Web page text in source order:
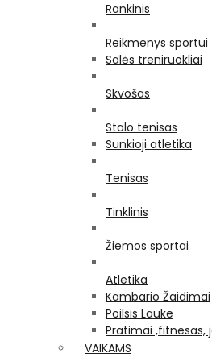
Rankinis
Reikmenys sportui
Salės treniruokliai
Skvošas
Stalo tenisas
Sunkioji atletika
Tenisas
Tinklinis
Žiemos sportai
Atletika
Kambario Žaidimai
Poilsis Lauke
Pratimai ,fitnesas,
VAIKAMS